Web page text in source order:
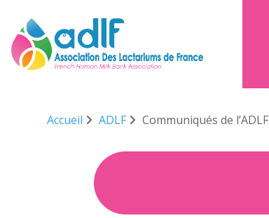
Accueil ADLF Communiqués de l’ADLF